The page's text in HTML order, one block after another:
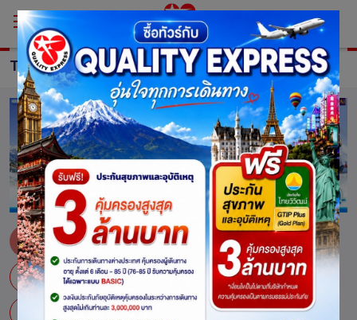
TOUR Switzerland
ทัวร์ สวิตเซอร์แลนด์ กรุยแยร์ เจนีวา
ซูริค เซอร์แมท เบิร์น มองเทรอซ์ ลูกาโน
อินเตอร์ลาเคน